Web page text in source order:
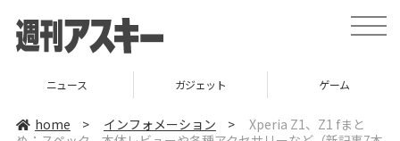
t
o
ニュース ガジェット ゲーム
home > インフォメーション >
Xperia Z1、Z1 fまと